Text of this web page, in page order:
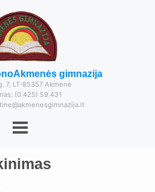
Akmenės gimnazija
7, LT-85357 Akmenė
(0 425) 59 431